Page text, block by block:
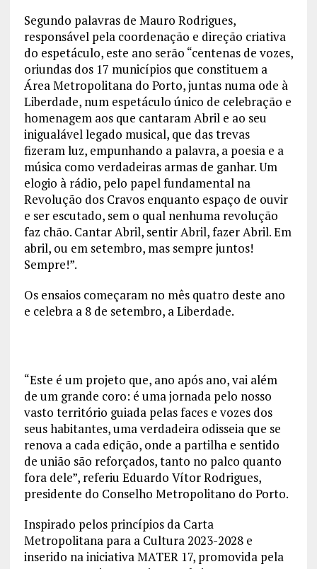
Segundo palavras de Mauro Rodrigues,
responsável pela coordenação e direção criativa
do espetáculo, este ano serão “centenas de vozes,
oriundas dos 17 municípios que constituem a
Área Metropolitana do Porto, juntas numa ode à
Liberdade, num espetáculo único de celebração e
homenagem aos que cantaram Abril e ao seu
inigualável legado musical, que das trevas
fizeram luz, empunhando a palavra, a poesia e a
música como verdadeiras armas de ganhar. Um
elogio à rádio, pelo papel fundamental na
Revolução dos Cravos enquanto espaço de ouvir
e ser escutado, sem o qual nenhuma revolução
faz chão. Cantar Abril, sentir Abril, fazer Abril. Em
abril, ou em setembro, mas sempre juntos!
Sempre!”.
Os ensaios começaram no mês quatro deste ano
e celebra a 8 de setembro, a Liberdade.
“Este é um projeto que, ano após ano, vai além
de um grande coro: é uma jornada pelo nosso
vasto território guiada pelas faces e vozes dos
seus habitantes, uma verdadeira odisseia que se
renova a cada edição, onde a partilha e sentido
de união são reforçados, tanto no palco quanto
fora dele”, referiu Eduardo Vítor Rodrigues,
presidente do Conselho Metropolitano do Porto.
Inspirado pelos princípios da Carta
Metropolitana para a Cultura 2023-2028 e
inserido na iniciativa MATER 17, promovida pela